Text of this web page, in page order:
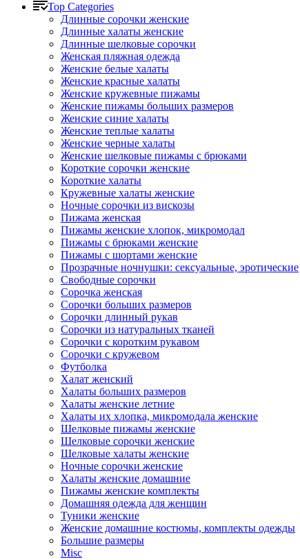
Top Categories
Длинные сорочки женские
Длинные халаты женские
Длинные шелковые сорочки
Женская пляжная одежда
Женские белые халаты
Женские красные халаты
Женские кружевные пижамы
Женские пижамы больших размеров
Женские синие халаты
Женские теплые халаты
Женские черные халаты
Женские шелковые пижамы с брюками
Короткие сорочки женские
Короткие халаты
Кружевные халаты женские
Ночные сорочки из вискозы
Пижама женская
Пижамы женские хлопок, микромодал
Пижамы с брюками женские
Пижамы с шортами женские
Прозрачные ночнушки: сексуальные, эротические
Свободные сорочки
Сорочка женская
Сорочки больших размеров
Сорочки длинный рукав
Сорочки из натуральных тканей
Сорочки с коротким рукавом
Сорочки с кружевом
Футболка
Халат женский
Халаты больших размеров
Халаты женские летние
Халаты их хлопка, микромодала женские
Шелковые пижамы женские
Шелковые сорочки женские
Шелковые халаты женские
Ночные сорочки женские
Халаты женские домашние
Пижамы женские комплекты
Домашняя одежда для женщин
Туники женские
Женские домашние костюмы, комплекты одежды
Большие размеры
Misc